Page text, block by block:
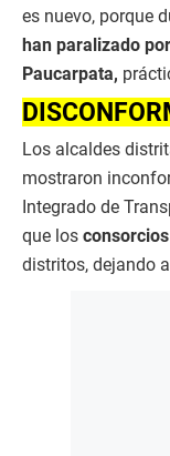
es nuevo, porque
han paralizado
Paucarpata,
Los alcaldes
mostraron
Integrado de
que los
distritos, dejando